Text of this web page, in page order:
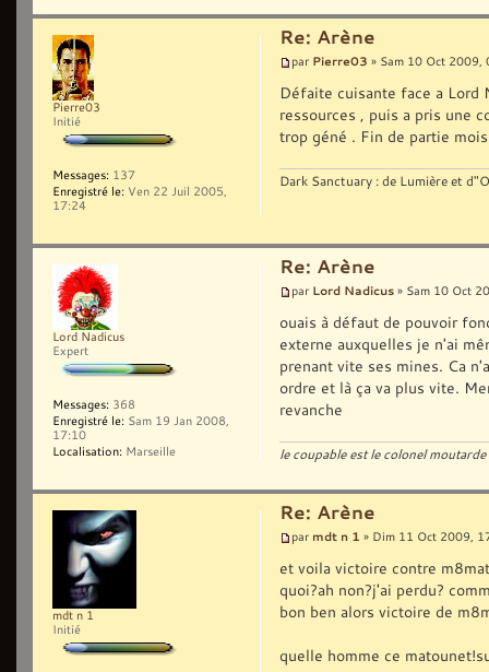
Re: Arène
par Pierre03 » Sam 10 Oct 2009,
Défaite cuisante face a Lord
ressources , puis a pris une
trop géné . Fin de partie
Dark Sanctuary : de Lumière et
Pierre03
Initié
Messages: 137
Enregistré le: Ven 22 Juil 2005,
17:24
Re: Arène
par Lord Nadicus » Sam 10 Oct
ouais à défaut de pouvoir
externe auxquelles je n'ai
prenant vite ses mines. Ca
ordre et là ça va plus vite.
revanche
le coupable est le colonel
Lord Nadicus
Expert
Messages: 368
Enregistré le: Sam 19 Jan 2008,
17:10
Localisation: Marseille
Re: Arène
par mdt n 1 » Dim 11 Oct 2009,
et voila victoire contre
quoi?ah non?j'ai perdu?
bon ben alors victoire de
quelle homme ce
mdt n 1
Initié